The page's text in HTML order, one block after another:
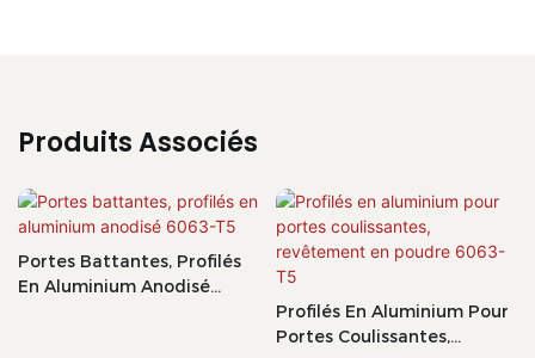
Produits Associés
Portes Battantes, Profilés
En Aluminium Anodisé
Profilés En Aluminium Pour
Portes Coulissantes,